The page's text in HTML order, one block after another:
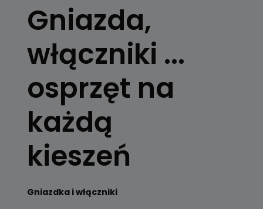
Gniazda,
włączniki ...
osprzęt na
każdą
kieszeń
Gniazdka i włączniki